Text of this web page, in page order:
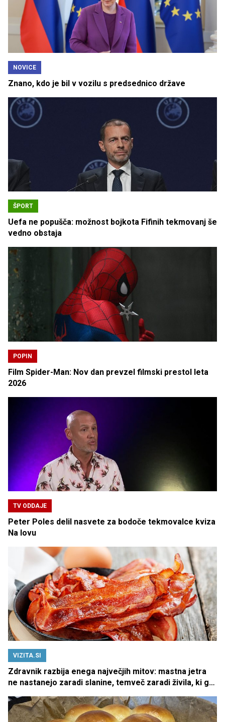
NOVICE
Znano, kdo je bil v vozilu s predsednico države
ŠPORT
Uefa ne popušča: možnost bojkota Fifinih tekmovanj še
vedno obstaja
POPIN
Film Spider-Man: Nov dan prevzel filmski prestol leta
2026
TV ODDAJE
Peter Poles delil nasvete za bodoče tekmovalce kviza
Na lovu
VIZITA.SI
Zdravnik razbija enega največjih mitov: mastna jetra
ne nastanejo zaradi slanine, temveč zaradi živila, ki ga